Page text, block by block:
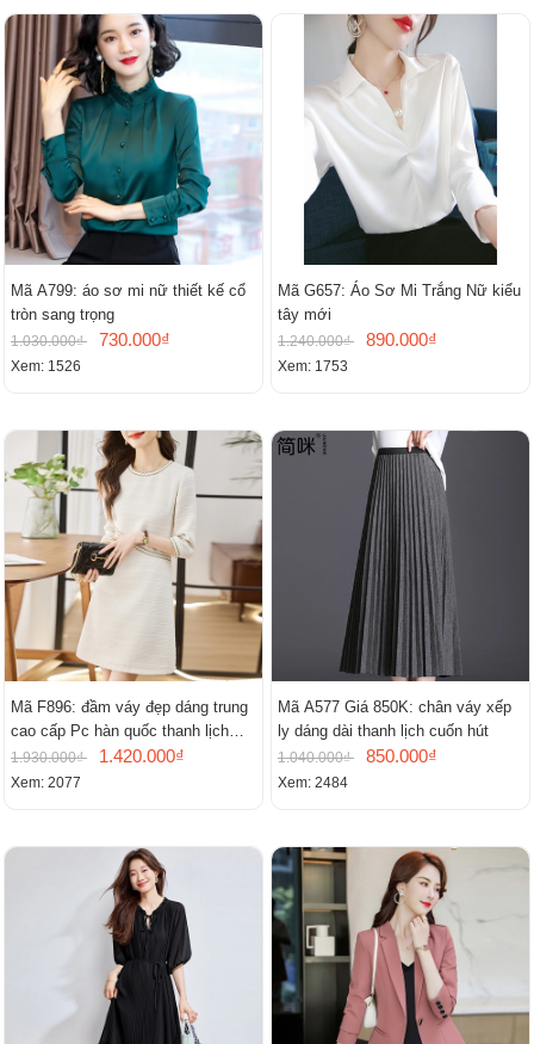
Mã A799: áo sơ mi nữ thiết kế cổ
tròn sang trọng
1.030.000₫ 730.000₫
Xem: 1526
Mã G657: Áo Sơ Mi Trắng Nữ kiểu
tây mới
1.240.000₫ 890.000₫
Xem: 1753
Mã F896: đầm váy đẹp dáng trung
cao cấp Pc hàn quốc thanh lịch
mới
1.930.000₫ 1.420.000₫
Xem: 2077
Mã A577 Giá 850K: chân váy xếp
ly dáng dài thanh lịch cuốn hút
1.040.000₫ 850.000₫
Xem: 2484